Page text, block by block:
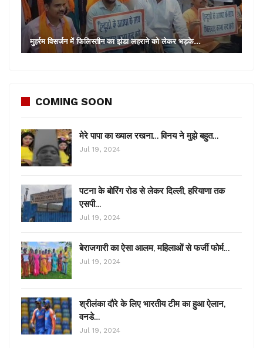
मुहर्रम विसर्जन में फिलिस्तीन का झंडा लहराने को लेकर भड़के…
COMING SOON
मेरे पापा का ख्याल रखना… विनय ने मुझे बहुत…
Jul 19, 2024
पटना के बोरिंग रोड से लेकर दिल्ली, हरियाणा तक
एसपी…
Jul 19, 2024
बेराजगारी का ऐसा आलम, महिलाओं से फर्जी फोर्म…
Jul 19, 2024
श्रीलंका दौरे के लिए भारतीय टीम का हुआ ऐलान,
वनडे…
Jul 19, 2024